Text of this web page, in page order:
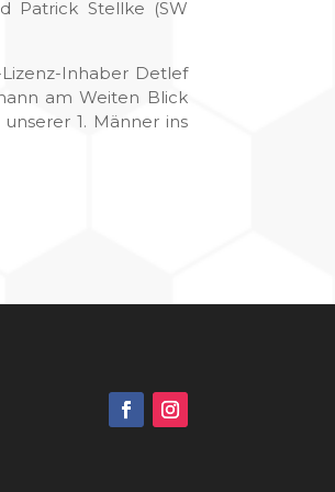
Patrick Stellke (SW
Inhaber Detlef
am Weiten Blick
1. Männer ins